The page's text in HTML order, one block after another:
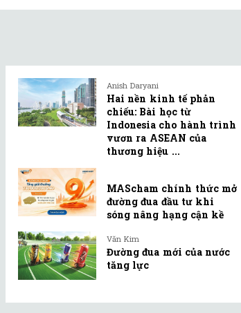
Anish Daryani
Hai nền kinh tế phản
chiếu: Bài học từ
Indonesia cho hành trình
vươn ra ASEAN của
thương hiệu ...
MAScham chính thức mở
đường đua đầu tư khi
sóng nâng hạng cận kề
Văn Kim
Đường đua mới của nước
tăng lực